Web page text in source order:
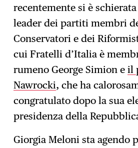
recentemente si è
leader dei partiti membri
Conservatori e dei
cui Fratelli d’Italia è
rumeno George Simion eil
Nawrocki, che ha
congratulato dopo la sua
presidenza della
Giorgia Meloni sta agendo